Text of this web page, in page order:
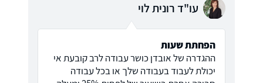
עו"ד רונית לוי
הפחתת שעות
ההגדרה של אובדן כושר עבודה לרב קובעת אי
יכולת לעבוד בעבודה שלך או בכל עבודה